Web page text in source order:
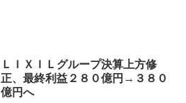
ＬＩＸＩＬグループ決算上方修
正、最終利益２８０億円→３８０
億円へ